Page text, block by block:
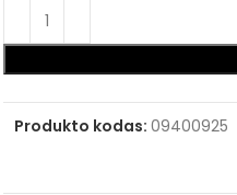
Produkto kodas: 09400925